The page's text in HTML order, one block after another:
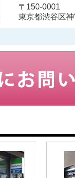
〒150-0001
東京都渋谷区